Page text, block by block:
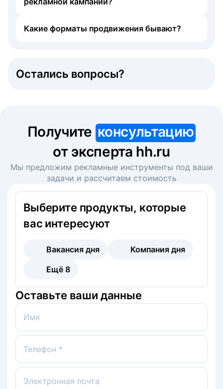
Какие форматы продвижения бывают?
Остались вопросы?
Получите консультацию
от эксперта hh.ru
Мы предложим рекламные инструменты под ваши
задачи и рассчитаем стоимость
Выберите продукты, которые
вас интересуют
Вакансия дня
Компания дня
Ещё 8
Оставьте ваши данные
Имя
Телефон *
Электронная почта